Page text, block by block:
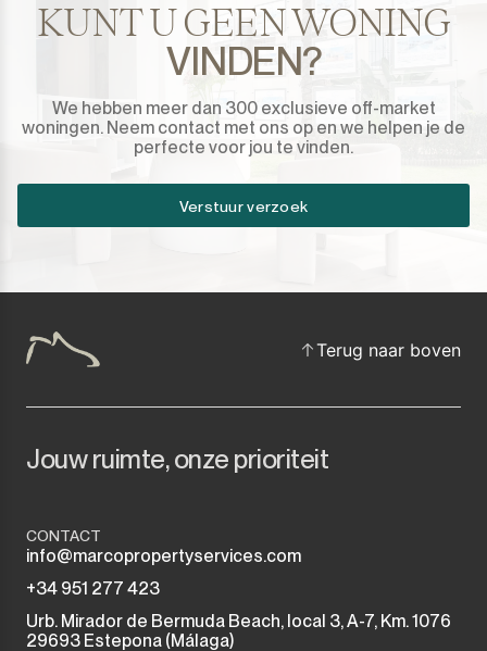
KUNT U GEEN WONING
VINDEN?
We hebben meer dan 300 exclusieve off-market
woningen. Neem contact met ons op en we helpen je de
perfecte voor jou te vinden.
Verstuur verzoek
Terug naar boven
Jouw ruimte, onze prioriteit
CONTACT
info@marcopropertyservices.com
+34 951 277 423
Urb. Mirador de Bermuda Beach, local 3, A-7, Km. 1076
29693 Estepona (Málaga)